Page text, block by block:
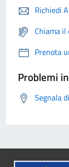
Richiedi
Chiama
Prenota
Problemi
Segnala